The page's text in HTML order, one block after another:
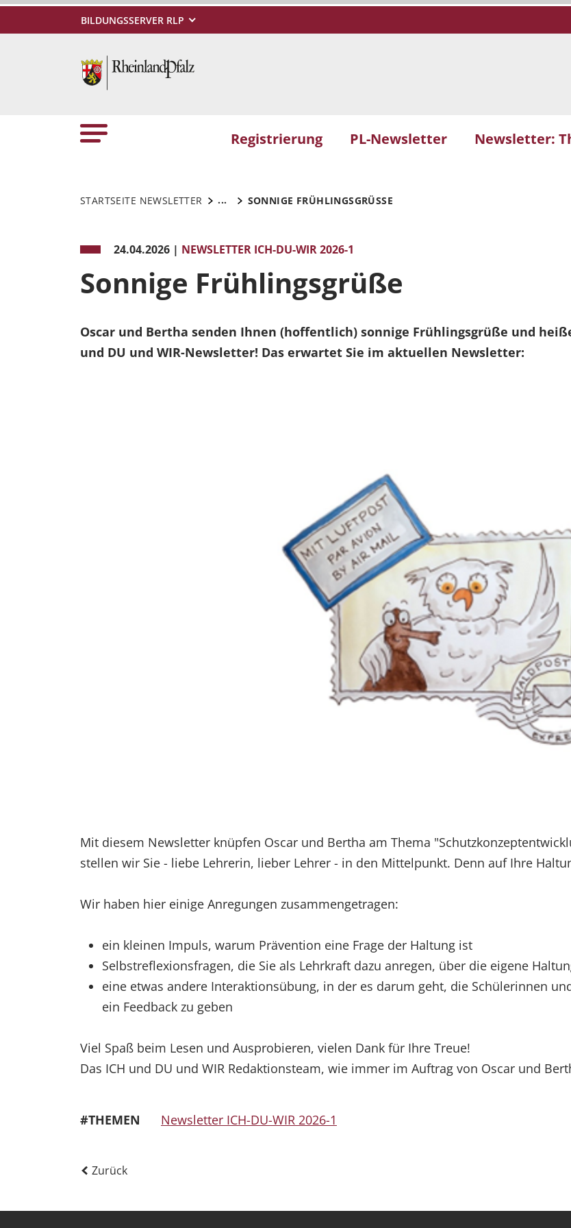
BILDUNGSSERVER RLP
Registrierung PL-Newsletter Newsletter:
STARTSEITE NEWSLETTER ... SONNIGE FRÜHLINGSGRÜSSE
24.04.2026 | NEWSLETTER ICH-DU-WIR 2026-1
Sonnige Frühlingsgrüße
Oscar und Bertha senden Ihnen (hoffentlich) sonnige Frühlingsgrüße und
und DU und WIR-Newsletter! Das erwartet Sie im aktuellen Newsletter:
Mit diesem Newsletter knüpfen Oscar und Bertha am Thema
stellen wir Sie - liebe Lehrerin, lieber Lehrer - in den Mittelpunkt. Denn auf Ihre
Wir haben hier einige Anregungen zusammengetragen:
ein kleinen Impuls, warum Prävention eine Frage der Haltung ist
Selbstreflexionsfragen, die Sie als Lehrkraft dazu anregen, über die eigene
eine etwas andere Interaktionsübung, in der es darum geht, die Schülerinnen
ein Feedback zu geben
Viel Spaß beim Lesen und Ausprobieren, vielen Dank für Ihre Treue!
Das ICH und DU und WIR Redaktionsteam, wie immer im Auftrag von Oscar und
#THEMEN Newsletter ICH-DU-WIR 2026-1
Zurück